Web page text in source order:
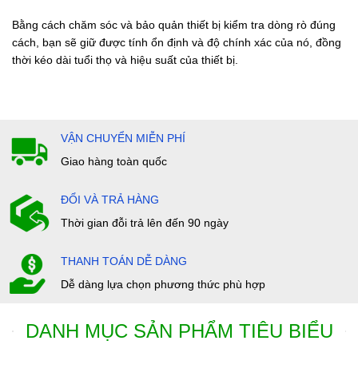
Bằng cách chăm sóc và bảo quản thiết bị kiểm tra dòng rò đúng
cách, bạn sẽ giữ được tính ổn định và độ chính xác của nó, đồng
thời kéo dài tuổi thọ và hiệu suất của thiết bị.
VẬN CHUYỂN MIỄN PHÍ
Giao hàng toàn quốc
ĐỔI VÀ TRẢ HÀNG
Thời gian đỗi trả lên đến 90 ngày
THANH TOÁN DỄ DÀNG
Dễ dàng lựa chọn phương thức phù hợp
DANH MỤC SẢN PHẨM TIÊU BIỂU